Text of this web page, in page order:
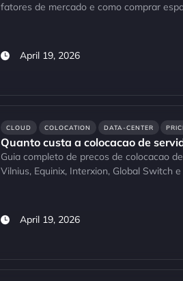
fatores de mercado e como comprar
April 19, 2026
CLOUD COLOCATION DATA-CENTER
Quanto custa a colocacao de
Guia completo de precos de colocacao
Vilnius, Equinix, Interxion, Global Switch
April 19, 2026